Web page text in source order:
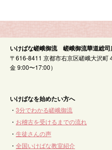
いけばな嵯峨御流 嵯峨御流華道総
〒616-8411 京都市右京区嵯峨大沢
金 9:00〜17:00）
いけばなを始めたい方へ
・ 3分でわかる嵯峨御流
・ お稽古を受けるまでの流れ
・ 生徒さんの声
・ 全国いけばな教室紹介